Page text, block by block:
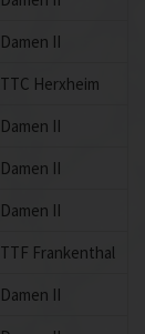
Damen II
TTC Herxheim
Damen II
Damen II
Damen II
TTF Frankenthal
Damen II